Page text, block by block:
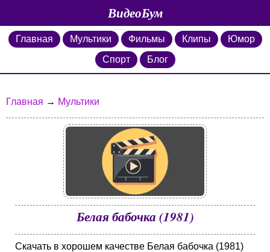
ВидеоБум
Главная Мультики Фильмы Клипы
Юмор
Спорт
Блог
Главная → Мультики
Белая бабочка (1981)
Скачать в хорошем качестве Белая бабочка (1981)